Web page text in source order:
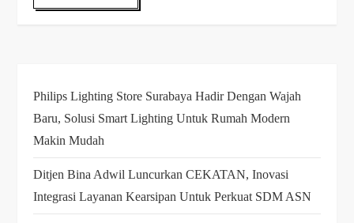
Philips Lighting Store Surabaya Hadir Dengan Wajah
Baru, Solusi Smart Lighting Untuk Rumah Modern
Makin Mudah
Ditjen Bina Adwil Luncurkan CEKATAN, Inovasi
Integrasi Layanan Kearsipan Untuk Perkuat SDM ASN